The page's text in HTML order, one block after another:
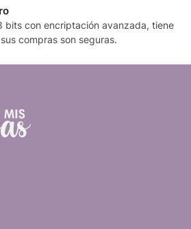
bits con encriptación avanzada, tiene
compras son seguras.